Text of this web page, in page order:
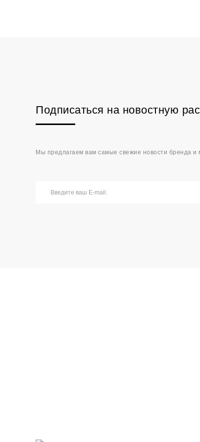
Подписаться на новостную
Мы предлагаем вам самые свежие новости бренда и